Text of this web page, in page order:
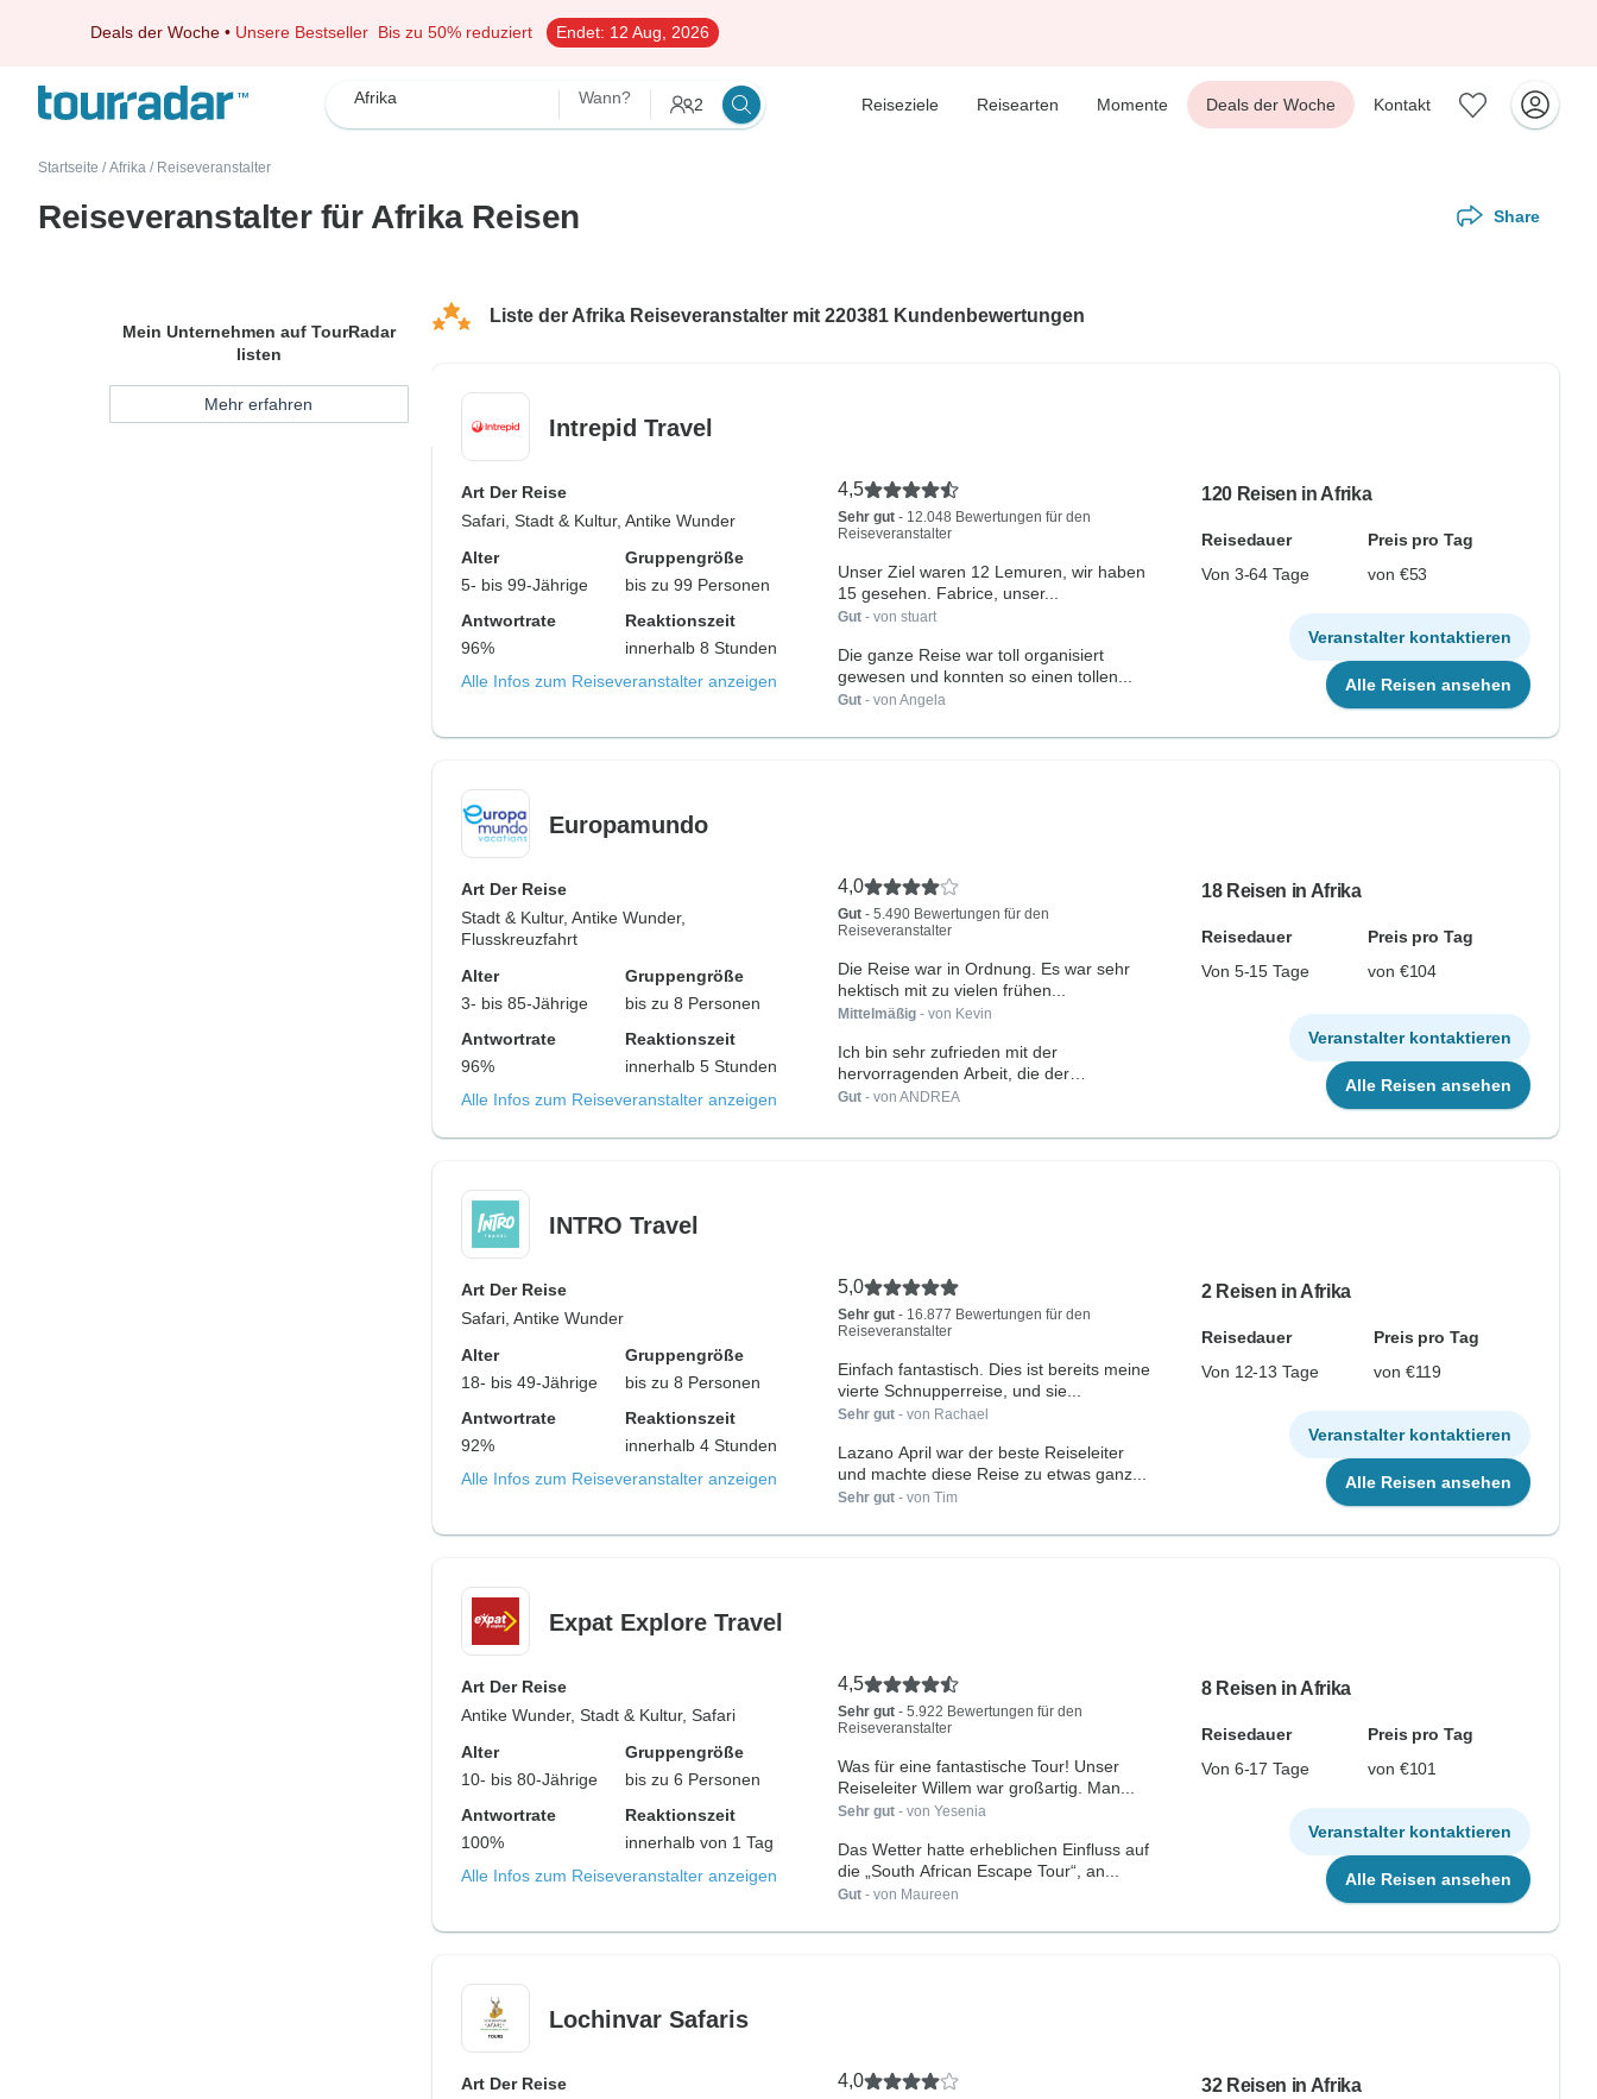
Deals der Woche • Unsere Bestseller Bis zu 50% reduziert Endet: 12 Aug, 2026
Afrika Wann? 2 Reiseziele Reisearten Momente Deals der Woche Kontakt
Startseite / Afrika / Reiseveranstalter
Reiseveranstalter für Afrika Reisen Share
Liste der Afrika Reiseveranstalter mit 220381 Kundenbewertungen
Intrepid Travel
Art Der Reise
Safari, Stadt & Kultur, Antike Wunder
Alter
5- bis 99-Jährige
Gruppengröße
bis zu 99 Personen
Antwortrate
96%
Reaktionszeit
innerhalb 8 Stunden
Alle Infos zum Reiseveranstalter anzeigen
4,5
Sehr gut- 12.048 Bewertungen für den
Reiseveranstalter
Unser Ziel waren 12 Lemuren, wir haben
15 gesehen. Fabrice, unser...
Gut- von stuart
Die ganze Reise war toll organisiert
gewesen und konnten so einen tollen...
Gut- von Angela
120 Reisen in Afrika
Reisedauer
Preis pro Tag
Von 3-64 Tage
von €53
Veranstalter kontaktieren
Alle Reisen ansehen
Europamundo
Art Der Reise
Stadt & Kultur, Antike Wunder,
Flusskreuzfahrt
Alter
3- bis 85-Jährige
Gruppengröße
bis zu 8 Personen
Antwortrate
96%
Reaktionszeit
innerhalb 5 Stunden
Alle Infos zum Reiseveranstalter anzeigen
4,0
Gut- 5.490 Bewertungen für den
Reiseveranstalter
Die Reise war in Ordnung. Es war sehr
hektisch mit zu vielen frühen...
Mittelmäßig- von Kevin
Ich bin sehr zufrieden mit der
hervorragenden Arbeit, die der
Reiseleiter...
Gut- von ANDREA
18 Reisen in Afrika
Reisedauer
Preis pro Tag
Von 5-15 Tage
von €104
Veranstalter kontaktieren
Alle Reisen ansehen
INTRO Travel
Art Der Reise
Safari, Antike Wunder
Alter
18- bis 49-Jährige
Gruppengröße
bis zu 8 Personen
Antwortrate
92%
Reaktionszeit
innerhalb 4 Stunden
Alle Infos zum Reiseveranstalter anzeigen
5,0
Sehr gut- 16.877 Bewertungen für den
Reiseveranstalter
Einfach fantastisch. Dies ist bereits meine
vierte Schnupperreise, und sie...
Sehr gut- von Rachael
Lazano April war der beste Reiseleiter
und machte diese Reise zu etwas ganz...
Sehr gut- von Tim
2 Reisen in Afrika
Reisedauer
Preis pro Tag
Von 12-13 Tage
von €119
Veranstalter kontaktieren
Alle Reisen ansehen
Expat Explore Travel
Art Der Reise
Antike Wunder, Stadt & Kultur, Safari
Alter
10- bis 80-Jährige
Gruppengröße
bis zu 6 Personen
Antwortrate
100%
Reaktionszeit
innerhalb von 1 Tag
Alle Infos zum Reiseveranstalter anzeigen
4,5
Sehr gut- 5.922 Bewertungen für den
Reiseveranstalter
Was für eine fantastische Tour! Unser
Reiseleiter Willem war großartig. Man...
Sehr gut- von Yesenia
Das Wetter hatte erheblichen Einfluss auf
die „South African Escape Tour“, an...
Gut- von Maureen
8 Reisen in Afrika
Reisedauer
Preis pro Tag
Von 6-17 Tage
von €101
Veranstalter kontaktieren
Alle Reisen ansehen
Lochinvar Safaris
Art Der Reise
4,0 32 Reisen in Afrika
Mein Unternehmen auf TourRadar
listen
Mehr erfahren